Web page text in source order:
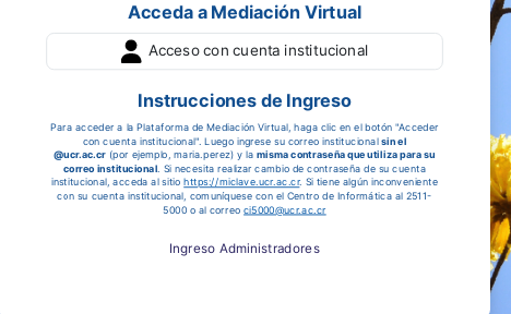
Entrar a Mediación Virtual
Acceda a Mediación Virtual
Acceso con cuenta institucional
Instrucciones de Ingreso
Para acceder a la Plataforma de Mediación Virtual, haga clic en el botón "Acceder
con cuenta institucional". Luego ingrese su correo institucionalsin el
@ucr.ac.cr (por ejemplo, maria.perez) y la misma contraseña que utiliza para su
correo institucional . Si necesita realizar cambio de contraseña de su cuenta
institucional, acceda al sitiohttps://miclave.ucr.ac.cr. Si tiene algún inconveniente
con su cuenta institucional, comuníquese con el Centro de Informática al 2511-
5000 o al correoci5000@ucr.ac.cr
Ingreso Administradores